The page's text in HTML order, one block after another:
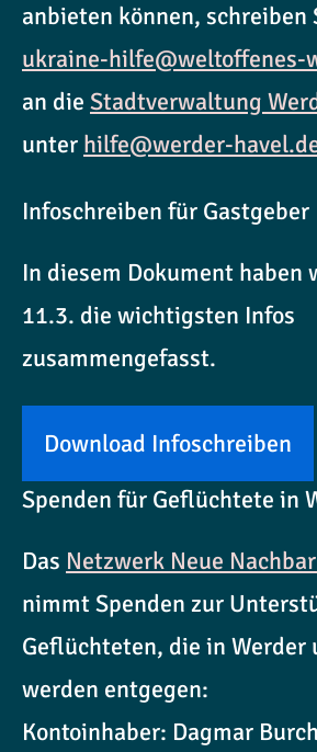
anbieten können, schreiben
ukraine-hilfe@weltoffenes-
an die Stadtverwaltung
unter hilfe@werder-
Infoschreiben für Gastgeber
In diesem Dokument haben
11.3. die wichtigsten Infos
zusammengefasst.
Download Infoschreiben
Spenden für Geflüchtete in
Das Netzwerk Neue
nimmt Spenden zur
Geflüchteten, die in
werden entgegen:
Kontoinhaber: Dagmar